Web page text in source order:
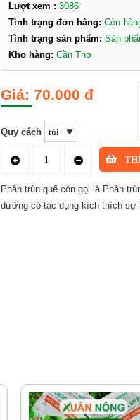
Lượt xem :3086
Tình trạng đơn hàng:Còn
Tình trạng sản phẩm:Sản
Kho hàng:Cần Thơ
70.000 đ
Quy cách
Phân trùn quế còn gọi là Phân
dưỡng có tác dụng kích thích sự